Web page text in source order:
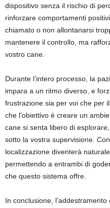
dispositivo senza il rischio di
rinforzare comportamenti
chiamato o non allontanarsi
mantenere il controllo, ma
vostro cane.
Durante l’intero processo, la
impara a un ritmo diverso, e
frustrazione sia per voi che per
che l’obiettivo è creare un
cane si senta libero di
sotto la vostra supervisione.
localizzazione diventerà
permettendo a entrambi di
che questo sistema offre.
In conclusione,